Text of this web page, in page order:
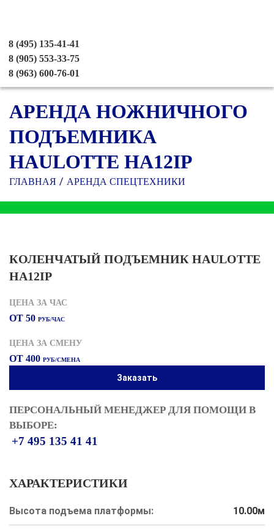
8 (495) 135-41-41
8 (905) 553-33-75
8 (963) 600-76-01
АРЕНДА НОЖНИЧНОГО
ПОДЪЕМНИКА
HAULOTTE HA12IP
ГЛАВНАЯ АРЕНДА СПЕЦТЕХНИКИ
КОЛЕНЧАТЫЙ ПОДЪЕМНИК HAULOTTE
HA12IP
ЦЕНА ЗА ЧАС
ОТ 50 РУБ/ЧАС
ЦЕНА ЗА СМЕНУ
ОТ 400 РУБ/СМЕНА
Заказать
ПЕРСОНАЛЬНЫЙ МЕНЕДЖЕР ДЛЯ ПОМОЩИ В
ВЫБОРЕ:
+7 495 135 41 41
ХАРАКТЕРИСТИКИ
Высота подъема платформы: 10.00м